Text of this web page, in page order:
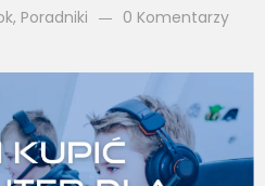
, Poradniki 0 Komentarzy